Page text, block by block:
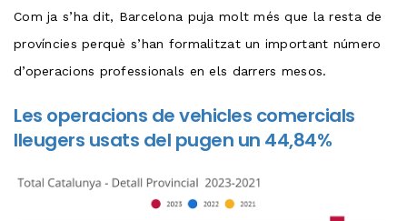
Com ja s’ha dit, Barcelona puja molt més que la resta de
províncies perquè s’han formalitzat un important número
d’operacions professionals en els darrers mesos.
Les operacions de vehicles comercials
lleugers usats del pugen un 44,84%